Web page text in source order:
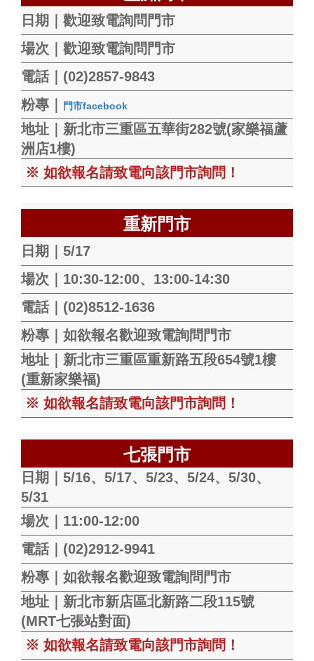
日期｜歡迎致電詢問門市
場次｜歡迎致電詢問門市
電話｜(02)2857-9843
粉專｜
門市facebook
地址｜新北市三重區五華街282號(家樂福蘆
洲店1樓)
※ 如欲報名請致電向該門市詢問！
重新門市
日期｜5/17
場次｜10:30-12:00、13:00-14:30
電話｜(02)8512-1636
粉專｜如欲報名歡迎致電詢問門市
地址｜新北市三重區重新路五段654號1樓
(重新家樂福)
※ 如欲報名請致電向該門市詢問！
七張門市
日期｜5/16、5/17、5/23、5/24、5/30、
5/31
場次｜11:00-12:00
電話｜(02)2912-9941
粉專｜如欲報名歡迎致電詢問門市
地址｜新北市新店區北新路二段115號
(MRT七張站對面)
※ 如欲報名請致電向該門市詢問！